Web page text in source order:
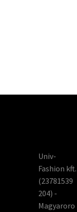
Univ-
Fashion kft.
(23781539
204) -
Magyaroro